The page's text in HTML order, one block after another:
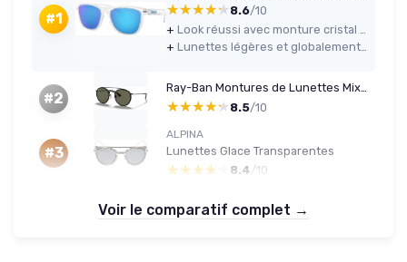
#1 ★★★★★
★★★★★ 8.6/10
+
Look réussi avec monture cristal transparent et verres Prizm Sapphire bien visibles
+
Lunettes légères et globalement confortables pour un usage quotidien
#2
Ray-Ban Montures de Lunettes Mixte 51 Noir/Transparent
★★★★★
★★★★★ 8.5/10
#3
ALPINA
Lunettes Glace Transparentes
★★★★★
★★★★★ 8.4 /10
Voir le comparatif complet →